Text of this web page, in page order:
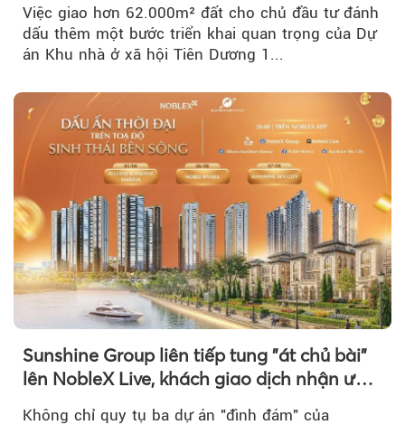
Việc giao hơn 62.000m² đất cho chủ đầu tư đánh
dấu thêm một bước triển khai quan trọng của Dự
án Khu nhà ở xã hội Tiên Dương 1...
Sunshine Group liên tiếp tung "át chủ bài"
lên NobleX Live, khách giao dịch nhận ưu
Không chỉ quy tụ ba dự án "đình đám" của